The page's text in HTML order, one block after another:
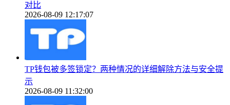
对比
2026-08-09 12:17:07
TP钱包被多签锁定？两种情况的详细解除方法与安全提
示
2026-08-09 11:32:00